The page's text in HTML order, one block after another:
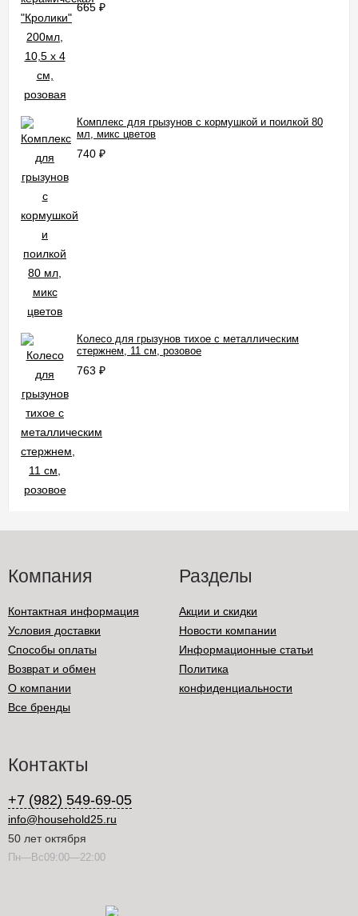
665 ₽
Комплекс для грызунов с кормушкой и поилкой 80
мл, микс цветов
740 ₽
Колесо для грызунов тихое с металлическим
стержнем, 11 см, розовое
763 ₽
Компания
Контактная информация
Условия доставки
Способы оплаты
Возврат и обмен
О компании
Все бренды
Разделы
Акции и скидки
Новости компании
Информационные статьи
Политика
конфиденциальности
Контакты
+7 (982) 549-69-05
info@household25.ru
50 лет октября
Пн—Вс09:00—22:00